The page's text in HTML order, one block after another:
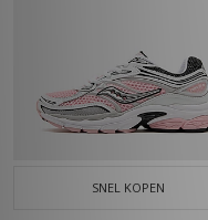
SNEL KOPEN